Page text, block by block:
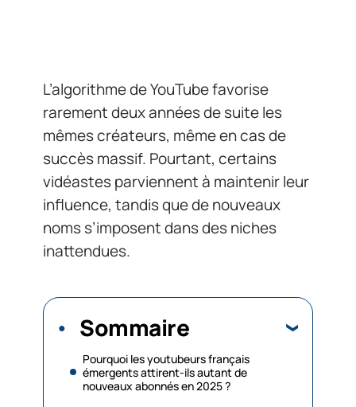
L’algorithme de YouTube favorise
rarement deux années de suite les
mêmes créateurs, même en cas de
succès massif. Pourtant, certains
vidéastes parviennent à maintenir leur
influence, tandis que de nouveaux
noms s’imposent dans des niches
inattendues.
Sommaire
Pourquoi les youtubeurs français
émergents attirent-ils autant de
nouveaux abonnés en 2025 ?